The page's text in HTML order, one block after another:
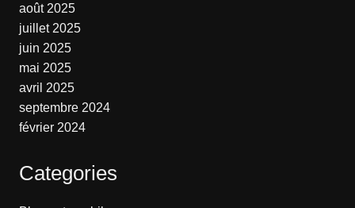
août 2025
juillet 2025
juin 2025
mai 2025
avril 2025
septembre 2024
février 2024
Categories